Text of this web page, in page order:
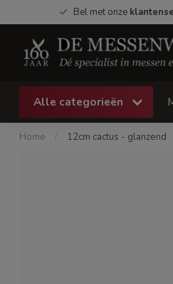
Bel met onze
Alle categorieën
Home / 12cm cactus - glanzend